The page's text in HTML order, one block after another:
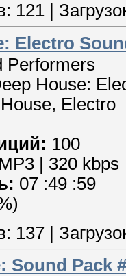
121
Electro
Performers
House:
Electro
100
MP3 | 320 kbps
07 :49 :59
137 |
Sound Pack